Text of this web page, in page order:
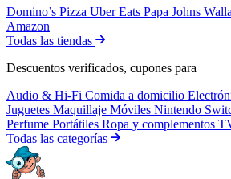
Domino’s Pizza Uber Eats Papa Johns
Amazon
Todas las tiendas
Descuentos verificados, cupones para
Audio & Hi-Fi Comida a domicilio
Juguetes Maquillaje Móviles Nintendo
Perfume Portátiles Ropa y complementos
Todas las categorías